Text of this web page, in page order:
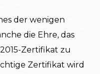
der wenigen
die Ehre, das
Zertifikat zu
Zertifikat wird